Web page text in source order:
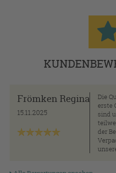
Frömken Regina
15.11.2025
Die
erste
sind
der